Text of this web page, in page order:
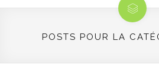
POSTS POUR LA